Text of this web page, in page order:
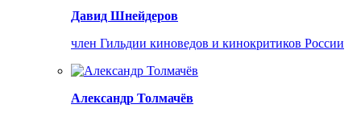
Давид Шнейдеров
член Гильдии киноведов и кинокритиков России
Александр Толмачёв